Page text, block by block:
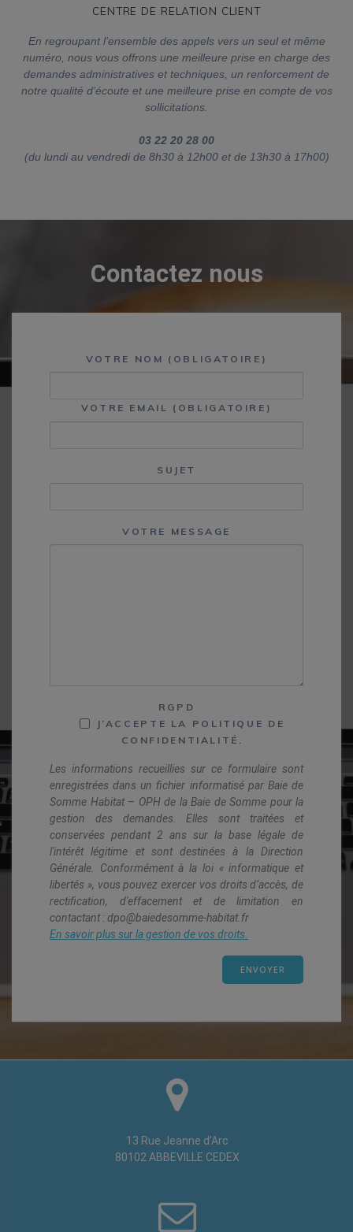
CENTRE DE RELATION CLIENT
En regroupant l’ensemble des appels vers un seul et même
numéro, nous vous offrons une meilleure prise en charge des
demandes administratives et techniques, un renforcement de
notre qualité d’écoute et une meilleure prise en compte de vos
sollicitations.
03 22 20 28 00
(du lundi au vendredi de 8h30 à 12h00 et de 13h30 à 17h00)
Contactez nous
VOTRE NOM (OBLIGATOIRE)
VOTRE EMAIL (OBLIGATOIRE)
SUJET
VOTRE MESSAGE
RGPD
J’ACCEPTE LA POLITIQUE DE
CONFIDENTIALITÉ.
Les informations recueillies sur ce formulaire sont
enregistrées dans un fichier informatisé par Baie de
Somme Habitat – OPH de la Baie de Somme pour la
gestion des demandes. Elles sont traitées et
conservées pendant 2 ans sur la base légale de
l'intérêt légitime et sont destinées à la Direction
Générale. Conformément à la loi « informatique et
libertés », vous pouvez exercer vos droits d’accès, de
rectification, d'effacement et de limitation en
contactant : dpo@baiedesomme-habitat.fr
En savoir plus sur la gestion de vos droits.
13 Rue Jeanne d’Arc
80102 ABBEVILLE CEDEX